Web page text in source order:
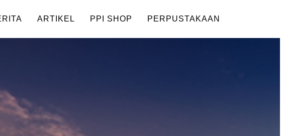
ARTIKEL PPI SHOP PERPUSTAKAAN